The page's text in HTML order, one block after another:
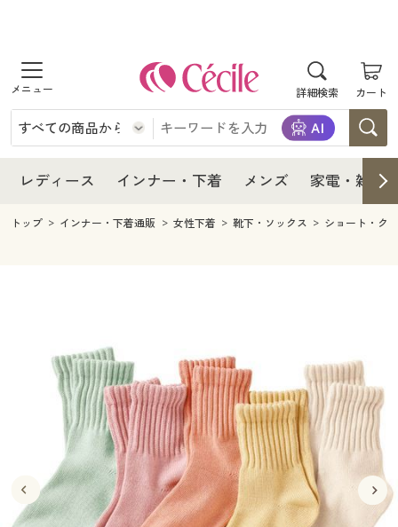
詳細検索 カート
商品を探す
レディース
レディースファッション
インナー・下着
インナー・下着通販すべて
ジュニア・ティーンズ下着
メンズ
メンズ下着
キッチン・雑貨・日用品
寝具・インテリア・家具通販すべて
家具・収納
寝具・ベッド
カーテン・ラグ・ファブリック
美容・健康
美容・健康通販すべて
美容・健康・サプリメント
制服・スクール
制服・スクールすべて
制服・学生服
大きいサイズ
大きいサイズ通販すべて
バーゲン
レディース インナー・下着 メンズ 家電・雑貨
レディース
レディース通販すべて
レディースファッション
インナー・下着
インナー・下着通販すべて
メンズ
キッチン・雑貨・日用品
家具・収納
寝具・ベッド
カーテン・ラグ・ファブリック
美容・健康通販すべて
美容・健康・サプリメント
制服・スクール
制服・スクールすべて
制服・学生服
ジュニア・ティーンズ下着
大きいサイズ
大きいサイズ通販すべて
大きいサイズ レディース服
バーゲン
バーゲンセール
詳細検索
トップ インナー・下着通販 女性下着 靴下・ソックス ショート・ク